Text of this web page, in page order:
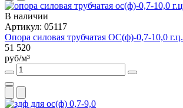
В наличии
Артикул: 05117
Опора силовая трубчатая ОС(ф)-0,7-10,0 г.ц.
51 520
руб/м³